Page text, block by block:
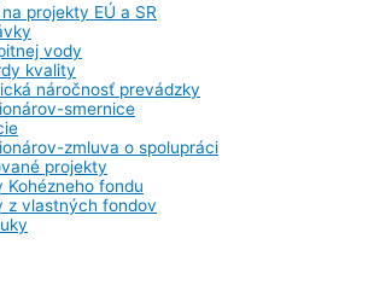
projekty EÚ a SR
vody
kvality
náročnosť prevádzky
smernice
zmluva o spolupráci
projekty
Kohézneho fondu
z vlastných fondov